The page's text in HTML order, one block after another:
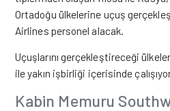
Ortadoğu ülkelerine uçuş
Airlines personel alacak.
Uçuşlarını gerçekleştireceği
ile yakın işbirliği içerisinde
Kabin Memuru